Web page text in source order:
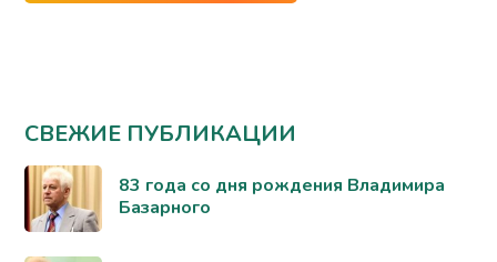
СВЕЖИЕ ПУБЛИКАЦИИ
83 года со дня рождения Владимира
Базарного